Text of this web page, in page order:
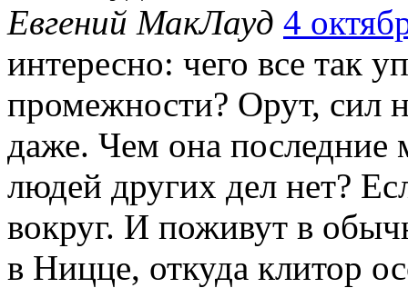
Евгений МакЛауд 4
интересно: чего все так
промежности? Орут, сил
даже. Чем она последние
людей других дел нет?
вокруг. И поживут в
в Ницце, откуда клитор